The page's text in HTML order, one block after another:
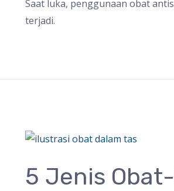
Saat luka, penggunaan obat
terjadi.
5 Jenis